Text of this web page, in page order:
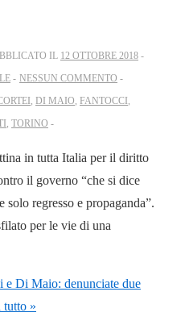
IL 12 OTTOBRE 2018
NESSUN COMMENTO
, DI MAIO, FANTOCCI ,
, TORINO
in tutta Italia per il diritto
il governo “che si dice
solo regresso e propaganda”.
per le vie di una
Di Maio: denunciate due
tutto »